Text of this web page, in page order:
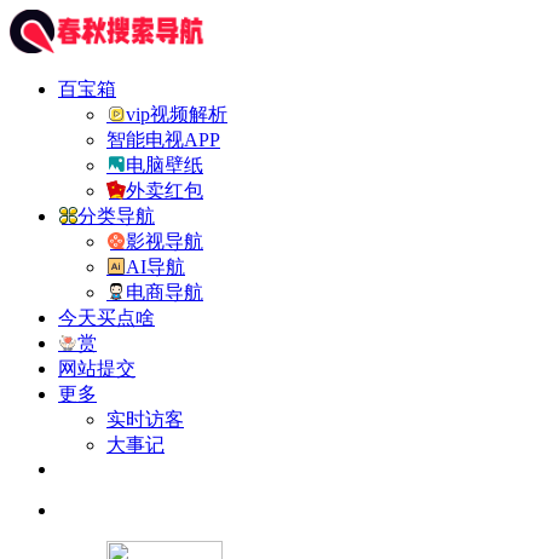
百宝箱
vip视频解析
智能电视APP
电脑壁纸
外卖红包
分类导航
影视导航
AI导航
电商导航
今天买点啥
赏
网站提交
更多
实时访客
大事记